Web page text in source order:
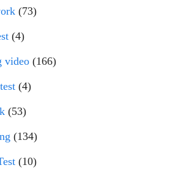
(73)
(4)
video (166)
(4)
(53)
(134)
(10)